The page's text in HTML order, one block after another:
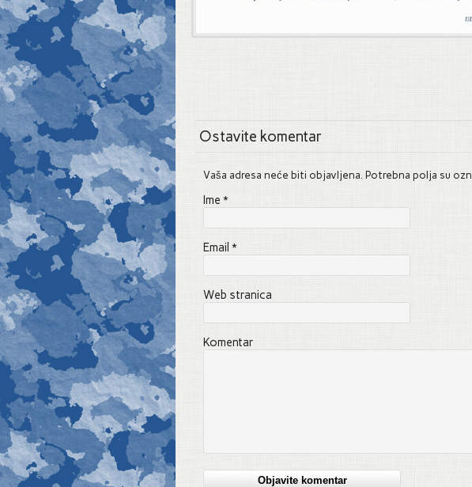
Ostavite komentar
Vaša adresa neće biti objavljena. Potrebna polja su
Ime *
Email *
Web stranica
Komentar